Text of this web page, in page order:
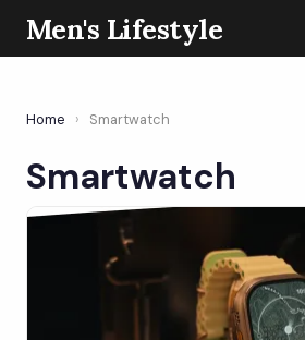
Men's Lifestyle
Home › Smartwatch
Smartwatch